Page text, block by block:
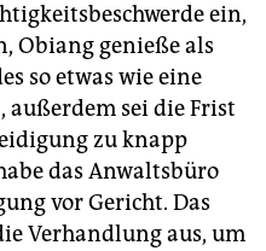
ein,
Obiang genieße als
so etwas wie eine
sei die Frist
zu knapp
das Anwaltsbüro
vor Gericht. Das
Verhandlung aus, um